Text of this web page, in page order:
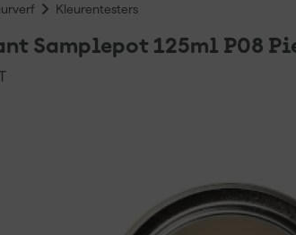
Kleurentesters
Samplepot 125ml P08